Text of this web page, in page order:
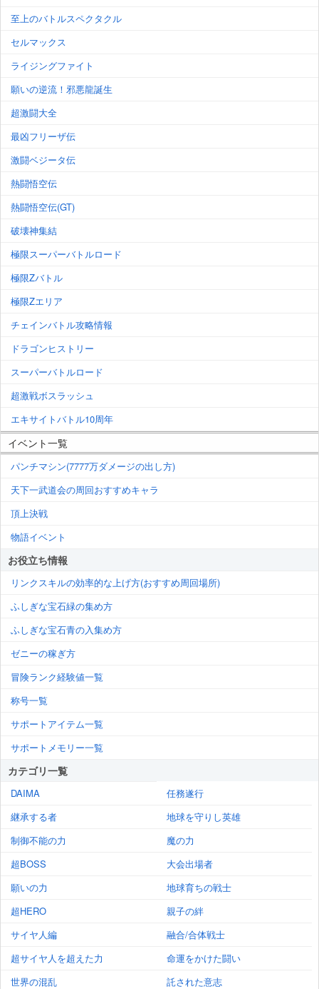
至上のバトルスペクタクル
セルマックス
ライジングファイト
願いの逆流！邪悪龍誕生
超激闘大全
最凶フリーザ伝
激闘ベジータ伝
熱闘悟空伝
熱闘悟空伝(GT)
破壊神集結
極限スーパーバトルロード
極限Zバトル
極限Zエリア
チェインバトル攻略情報
ドラゴンヒストリー
スーパーバトルロード
超激戦ボスラッシュ
エキサイトバトル10周年
イベント一覧
パンチマシン(7777万ダメージの出し方)
天下一武道会の周回おすすめキャラ
頂上決戦
物語イベント
お役立ち情報
リンクスキルの効率的な上げ方(おすすめ周回場所)
ふしぎな宝石緑の集め方
ふしぎな宝石青の入集め方
ゼニーの稼ぎ方
冒険ランク経験値一覧
称号一覧
サポートアイテム一覧
サポートメモリー一覧
カテゴリ一覧
DAIMA
任務遂行
継承する者
地球を守りし英雄
制御不能の力
魔の力
超BOSS
大会出場者
願いの力
地球育ちの戦士
超HERO
親子の絆
サイヤ人編
融合/合体戦士
超サイヤ人を超えた力
命運をかけた闘い
世界の混乱
託された意志